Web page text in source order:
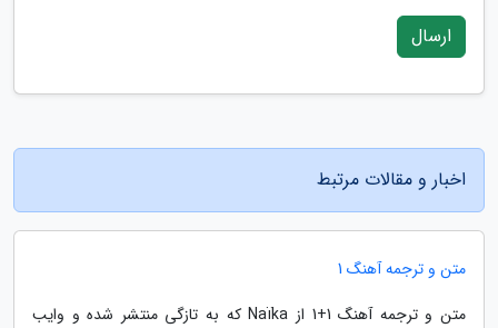
ارسال
اخبار و مقالات مرتبط
متن و ترجمه آهنگ 1
متن و ترجمه آهنگ 1+1 از Naïka که به تازگی منتشر شده و وایب